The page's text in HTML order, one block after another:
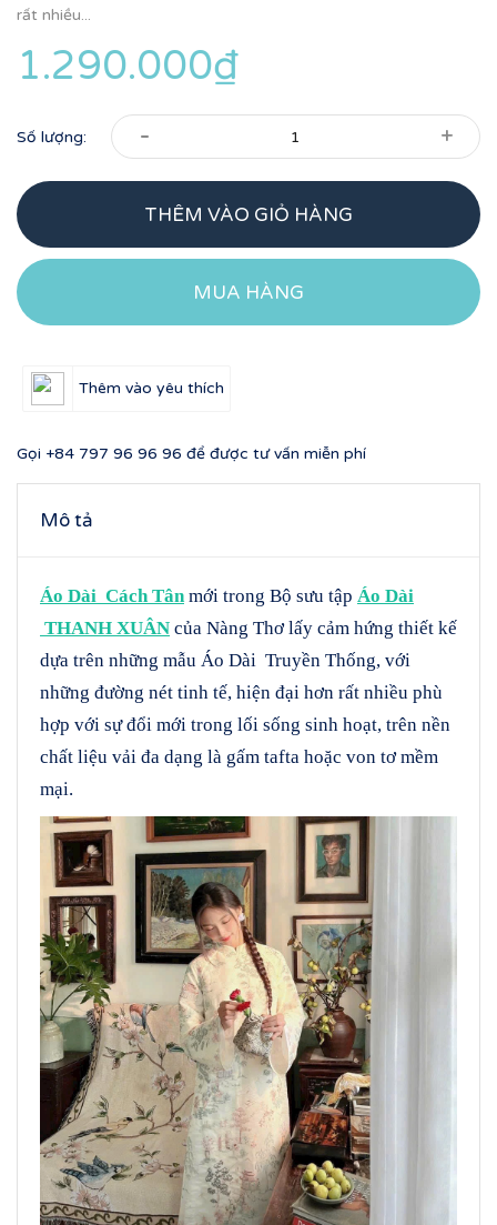
rất nhiều...
1.290.000₫
Số lượng: - +
THÊM VÀO GIỎ HÀNG
MUA HÀNG
Thêm vào yêu thích
Gọi +84 797 96 96 96 để được tư vấn miễn phí
Mô tả
Áo Dài Cách Tânmới trong Bộ sưu tập Áo Dài
THANH XUÂN của Nàng Thơ lấy cảm hứng thiết kế
dựa trên những mẫu Áo Dài Truyền Thống, với
những đường nét tinh tế, hiện đại hơn rất nhiều phù
hợp với sự đổi mới trong lối sống sinh hoạt, trên nền
chất liệu vải đa dạng là gấm tafta hoặc von tơ mềm
mại.